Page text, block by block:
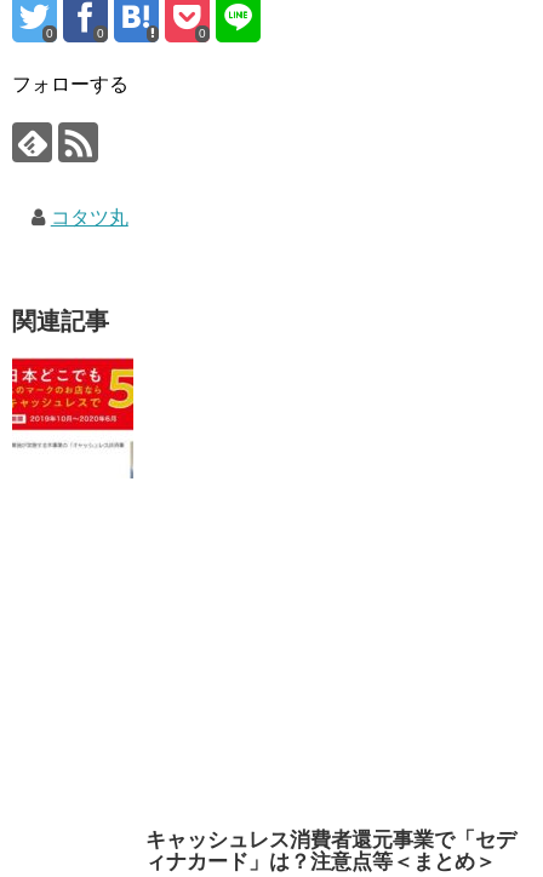
0 0 0
フォローする
コタツ丸
関連記事
キャッシュレス消費者還元事業で「セデ
ィナカード」は？注意点等＜まとめ＞